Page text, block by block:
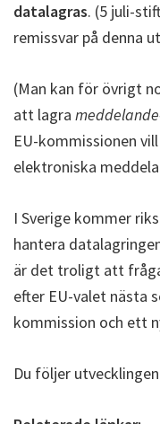
datalagras. (5 juli-
remissvar på denna
(Man kan för övrigt
att lagra
EU-kommissionen
elektroniska
I Sverige kommer
hantera
är det troligt att
efter EU-valet nästa
kommission och ett
Du följer